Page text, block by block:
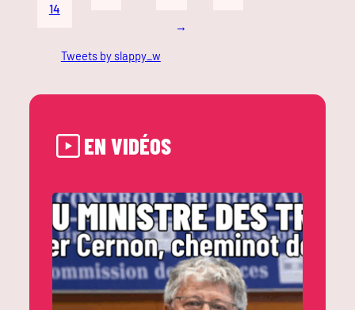
14
→
Tweets by slappy_w
EN VIDÉOS